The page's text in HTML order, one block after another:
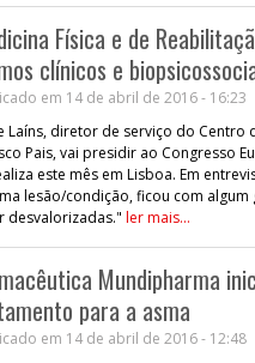
Física e de
clínicos e
em 14 de abril de 2016 - 16:23
Laíns, diretor de serviço do Centro
Pais, vai presidir ao Congresso
este mês em Lisboa. Em
lesão/condição, ficou com
desvalorizadas." ler mais...
Mundipharma
para a asma
em 14 de abril de 2016 - 12:48